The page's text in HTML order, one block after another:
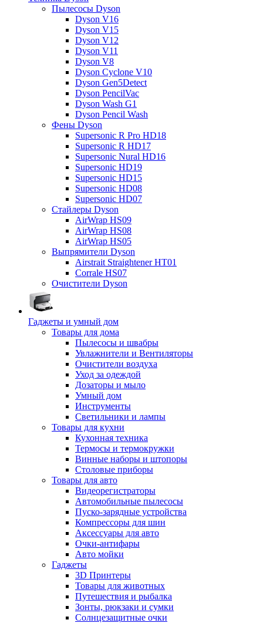
Пылесосы Dyson
Dyson V16
Dyson V15
Dyson V12
Dyson V11
Dyson V8
Dyson Cyclone V10
Dyson Gen5Detect
Dyson PencilVac
Dyson Wash G1
Dyson Pencil Wash
Фены Dyson
Supersonic R Pro HD18
Supersonic R HD17
Supersonic Nural HD16
Supersonic HD19
Supersonic HD15
Supersonic HD08
Supersonic HD07
Стайлеры Dyson
AirWrap HS09
AirWrap HS08
AirWrap HS05
Выпрямители Dyson
Airstrait Straightener HT01
Corrale HS07
Очистители Dyson
Гаджеты и умный дом
Товары для дома
Пылесосы и швабры
Увлажнители и Вентиляторы
Очистители воздуха
Уход за одеждой
Дозаторы и мыло
Умный дом
Инструменты
Светильники и лампы
Товары для кухни
Кухонная техника
Термосы и термокружки
Винные наборы и штопоры
Столовые приборы
Товары для авто
Видеорегистраторы
Автомобильные пылесосы
Пуско-зарядные устройства
Компрессоры для шин
Аксессуары для авто
Очки-антифары
Авто мойки
Гаджеты
3D Принтеры
Товары для животных
Путешествия и рыбалка
Зонты, рюкзаки и сумки
Солнцезащитные очки